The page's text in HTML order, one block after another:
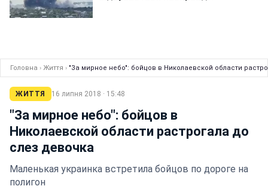
Головна › Життя › "За мирное небо": бойцов в Николаевской области
ЖИТТЯ 16 липня 2018 · 15:48
"За мирное небо": бойцов в
Николаевской области растрогала до
слез девочка
Маленькая украинка встретила бойцов по дороге на
полигон